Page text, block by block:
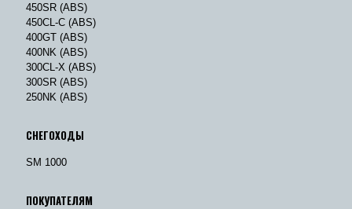
450SR (ABS)
450CL-C (ABS)
400GT (ABS)
400NK (ABS)
300CL-X (ABS)
300SR (ABS)
250NK (ABS)
СНЕГОХОДЫ
SM 1000
ПОКУПАТЕЛЯМ